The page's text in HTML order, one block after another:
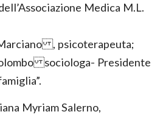
Medica M.L.
, psicoterapeuta;
sociologa- Presidente
Myriam Salerno,